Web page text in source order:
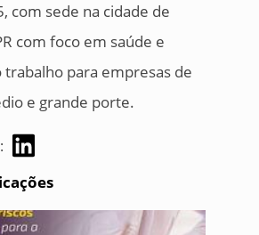
com sede na cidade de
com foco em saúde e
trabalho para empresas de
e grande porte.